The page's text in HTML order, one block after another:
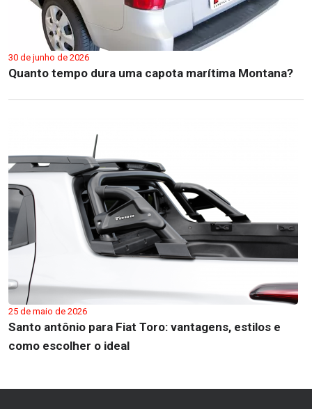
30 de junho de 2026
Quanto tempo dura uma capota marítima Montana?
25 de maio de 2026
Santo antônio para Fiat Toro: vantagens, estilos e
como escolher o ideal